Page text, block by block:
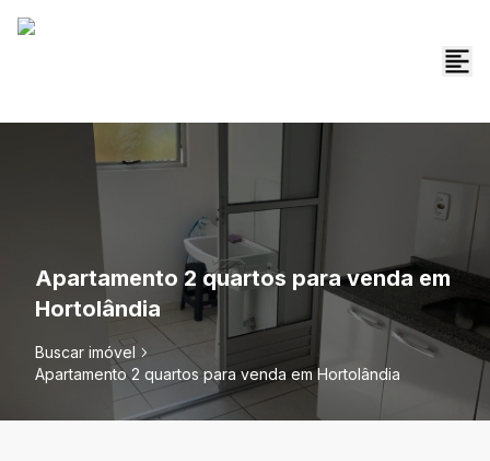
Apartamento 2 quartos para venda em
Hortolândia
Buscar imóvel
Apartamento 2 quartos para venda em Hortolândia